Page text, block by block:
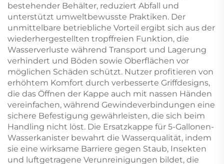
bestehender Behälter, reduziert Abfall und
unterstützt umweltbewusste Praktiken. Der
unmittelbare betriebliche Vorteil ergibt sich aus der
wiederhergestellten tropffreien Funktion, die
Wasserverluste während Transport und Lagerung
verhindert und Böden sowie Oberflächen vor
möglichen Schäden schützt. Nutzer profitieren von
erhöhtem Komfort durch verbesserte Griffdesigns,
die das Öffnen der Kappe auch mit nassen Händen
vereinfachen, während Gewindeverbindungen eine
sichere Befestigung gewährleisten, die sich beim
Handling nicht löst. Die Ersatzkappe für 5-Gallonen-
Wasserkanister bewahrt die Wasserqualität, indem
sie eine wirksame Barriere gegen Staub, Insekten
und luftgetragene Verunreinigungen bildet, die